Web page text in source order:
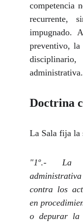
competencia
recurrente,
impugnado.
preventivo, la
administrativa.
Doctrina
La Sala fija la
"1º.- La
contra los
en
o depurar la